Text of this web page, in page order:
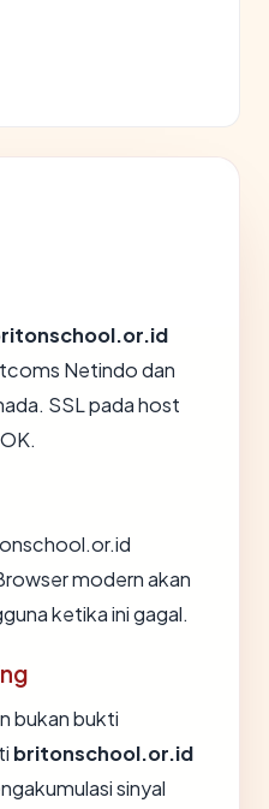
Netindo dan
SSL pada host
modern akan
ketika ini gagal.
bukan bukti
britonschool.or.id
sinyal